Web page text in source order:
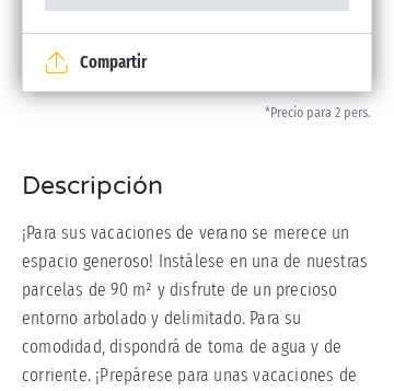
*Precio para 2 pers.
Compartir
Descripción
¡Para sus vacaciones de verano se merece un
espacio generoso! Instálese en una de nuestras
parcelas de 90 m² y disfrute de un precioso
entorno arbolado y delimitado. Para su
comodidad, dispondrá de toma de agua y de
corriente. ¡Prepárese para unas vacaciones de